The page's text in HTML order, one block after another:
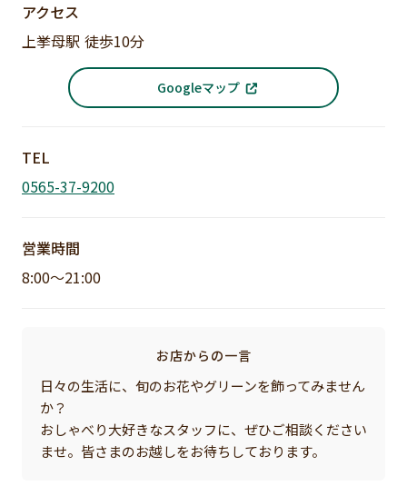
アクセス
上挙母駅 徒歩10分
Googleマップ
TEL
0565-37-9200
営業時間
8:00〜21:00
お店からの一言
日々の生活に、旬のお花やグリーンを飾ってみません
か？
おしゃべり大好きなスタッフに、ぜひご相談ください
ませ。皆さまのお越しをお待ちしております。